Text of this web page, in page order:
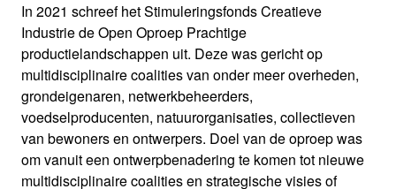
In 2021 schreef het Stimuleringsfonds Creatieve
Industrie de Open Oproep Prachtige
productielandschappen uit. Deze was gericht op
multidisciplinaire coalities van onder meer overheden,
grondeigenaren, netwerkbeheerders,
voedselproducenten, natuurorganisaties, collectieven
van bewoners en ontwerpers. Doel van de oproep was
om vanuit een ontwerpbenadering te komen tot nieuwe
multidisciplinaire coalities en strategische visies of